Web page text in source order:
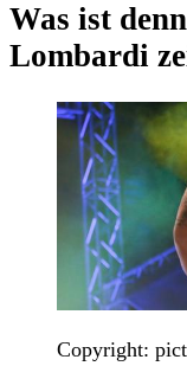
Was ist
Lombardi
Copyright: